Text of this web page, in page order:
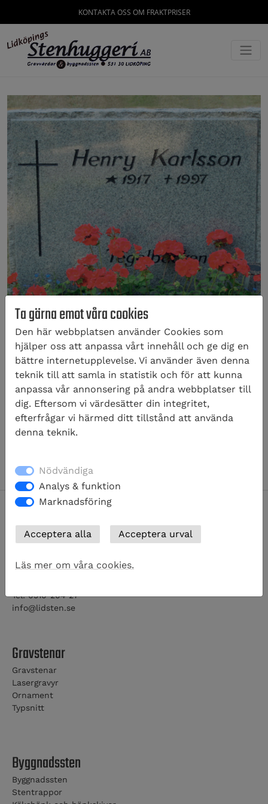
KONTAKTA OSS OM FRAKTPRISER
GS36
Prisklass 2
70×50 cm, 16.400:-
75×50 cm, 17.300:-
80×60 cm, 19.550:-
Kontaktinformation
Idrottsvägen 7
Tel: 0510-204 27
info@lidsten.se
Gravstenar
Gravstenar
Lasergravyr
Ornament
Typsnitt
Byggnadssten
Byggnadssten
Stentrappor
Ta gärna emot våra cookies
Den här webbplatsen använder Cookies som
hjälper oss att anpassa vårt innehåll och ge dig en
bättre internetupplevelse. Vi använder även denna
teknik till att samla in statistik och för att kunna
anpassa vår annonsering på andra webbplatser till
dig. Eftersom vi värdesätter din integritet,
efterfrågar vi härmed ditt tillstånd att använda
denna teknik.
Nödvändiga
Analys & funktion
Marknadsföring
Läs mer om våra cookies.